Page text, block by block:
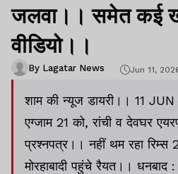
जलवा।। समेत कई
वीडियो।।
By Lagatar News Jun 11,
शाम की न्यूज डायरी।। 11
एग्जाम 21 को, रांची व देवघर
प्रश्नपत्र।। नहीं थम रहा रिम्स
मोरहाबादी पहुंचे रैयत।। धनबाद